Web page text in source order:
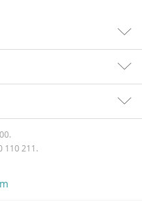
110 211.